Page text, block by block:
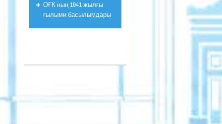
ОҒК ның 1941 жылғы
ғылыми басылымдары